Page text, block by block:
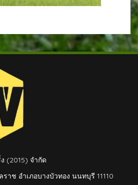
(2015) จำกัด
าช อำเภอบางบัวทอง นนทบุรี 11110